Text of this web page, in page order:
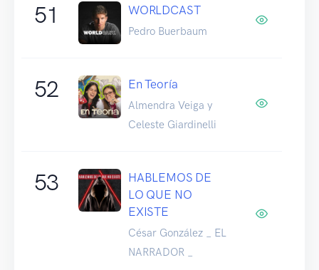
51 WORLDCAST
Pedro Buerbaum
52 En Teoría
Almendra Veiga y
Celeste Giardinelli
53
HABLEMOS DE
LO QUE NO
EXISTE
César González _ EL
NARRADOR _